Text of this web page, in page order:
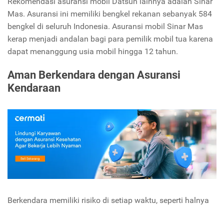
Mas. Asuransi ini memiliki bengkel rekanan sebanyak 584
bengkel di seluruh Indonesia. Asuransi mobil Sinar Mas
kerap menjadi andalan bagi para pemilik mobil tua karena
dapat menanggung usia mobil hingga 12 tahun.
Aman Berkendara dengan Asuransi
Kendaraan
Berkendara memiliki risiko di setiap waktu, seperti halnya